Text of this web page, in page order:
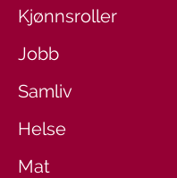
Kjønnsroller
Jobb
Samliv
Helse
Mat